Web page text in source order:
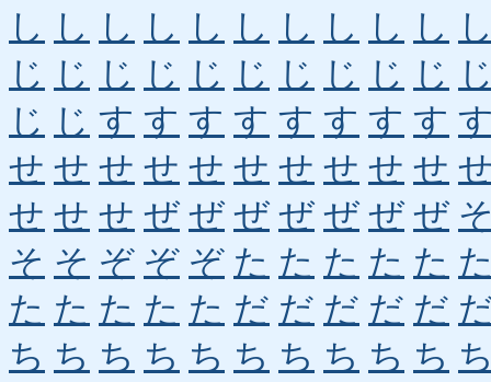
し し し し し し し し し し
じ じ じ じ じ じ じ じ じ じ
じ じ す す す す す す す す
せ せ せ せ せ せ せ せ せ せ
せ せ せ ぜ ぜ ぜ ぜ ぜ ぜ ぜ
そ そ ぞ ぞ ぞ た た た た た
た た た た た だ だ だ だ だ
ち ち ち ち ち ち ち ち ち ち